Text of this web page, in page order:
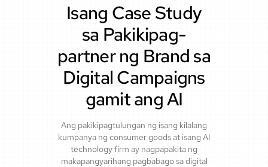
Isang Case Study
sa Pakikipag-
partner ng Brand sa
Digital Campaigns
gamit ang AI
Ang pakikipagtulungan ng isang kilalang
kumpanya ng consumer goods at isang AI
technology firm ay nagpapakita ng
makapangyarihang pagbabago sa digital